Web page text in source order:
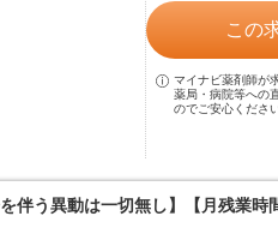
この
マイナビ薬剤師が
薬局・病院等への
のでご安心ください
伴う異動は一切無し】【月残業